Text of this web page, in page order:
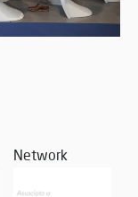
Network